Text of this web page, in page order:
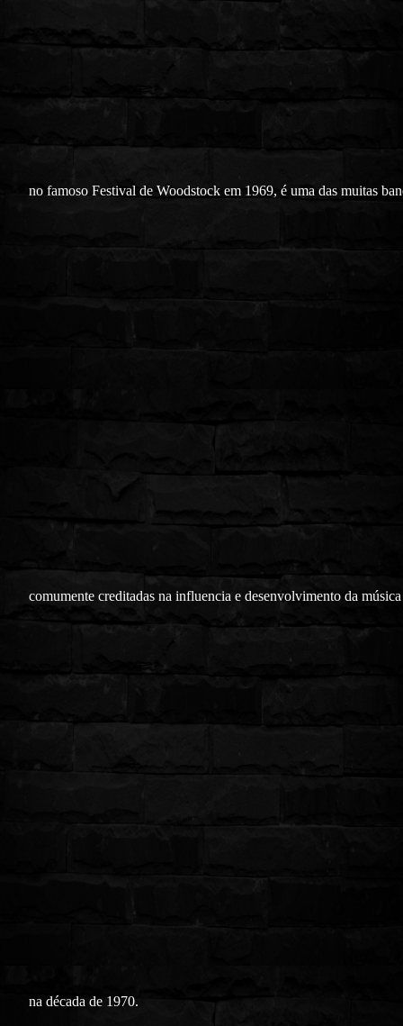
no famoso Festival de Woodstock em 1969, é uma das muitas
comumente creditadas na influencia e desenvolvimento da
na década de 1970.